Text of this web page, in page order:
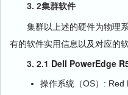
3. 2集群软件
集群以上述的硬件为物理系
有的软件实用信息以及对应的
3. 2.1 Dell PowerEdge
操作系统（OS）: